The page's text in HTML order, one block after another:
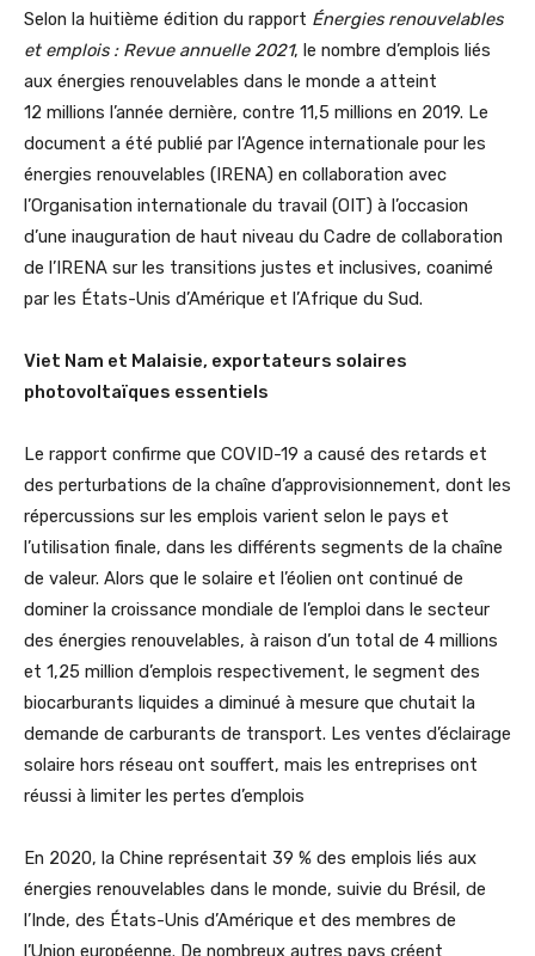
Selon la huitième édition du rapport Énergies renouvelables
et emplois : Revue annuelle 2021, le nombre d’emplois liés
aux énergies renouvelables dans le monde a atteint
12 millions l’année dernière, contre 11,5 millions en 2019. Le
document a été publié par l’Agence internationale pour les
énergies renouvelables (IRENA) en collaboration avec
l’Organisation internationale du travail (OIT) à l’occasion
d’une inauguration de haut niveau du Cadre de collaboration
de l’IRENA sur les transitions justes et inclusives, coanimé
par les États-Unis d’Amérique et l’Afrique du Sud.
Viet Nam et Malaisie, exportateurs solaires
photovoltaïques essentiels
Le rapport confirme que COVID-19 a causé des retards et
des perturbations de la chaîne d’approvisionnement, dont les
répercussions sur les emplois varient selon le pays et
l’utilisation finale, dans les différents segments de la chaîne
de valeur. Alors que le solaire et l’éolien ont continué de
dominer la croissance mondiale de l’emploi dans le secteur
des énergies renouvelables, à raison d’un total de 4 millions
et 1,25 million d’emplois respectivement, le segment des
biocarburants liquides a diminué à mesure que chutait la
demande de carburants de transport. Les ventes d’éclairage
solaire hors réseau ont souffert, mais les entreprises ont
réussi à limiter les pertes d’emplois
En 2020, la Chine représentait 39 % des emplois liés aux
énergies renouvelables dans le monde, suivie du Brésil, de
l’Inde, des États-Unis d’Amérique et des membres de
l’Union européenne. De nombreux autres pays créent